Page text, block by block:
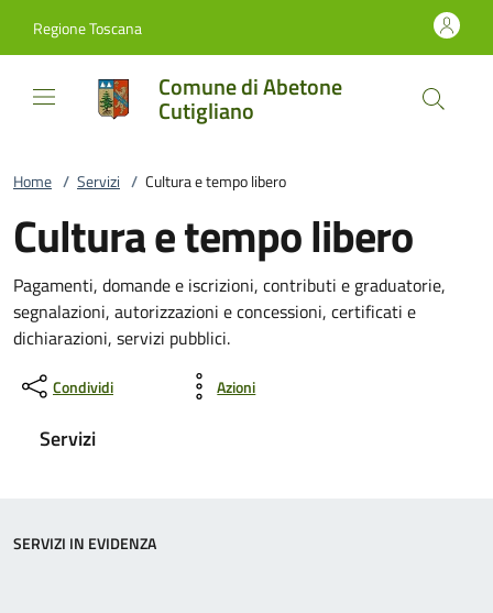
Regione Toscana
Comune di Abetone
Cutigliano
Home / Servizi / Cultura e tempo libero
Cultura e tempo libero
Pagamenti, domande e iscrizioni, contributi e graduatorie,
segnalazioni, autorizzazioni e concessioni, certificati e
dichiarazioni, servizi pubblici.
Condividi Azioni
Servizi
SERVIZI IN EVIDENZA